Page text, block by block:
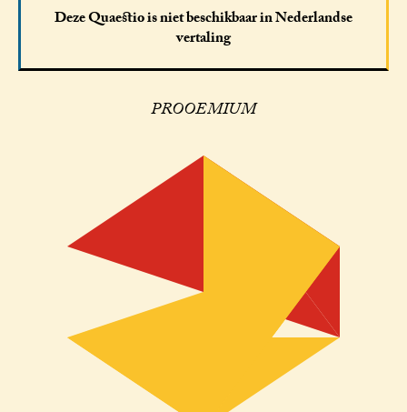
Deze Quaestio is niet beschikbaar in Nederlandse
vertaling
PROOEMIUM